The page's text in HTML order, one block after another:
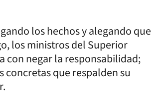
los hechos y alegando que
los ministros del Superior
con negar la responsabilidad;
que respalden su